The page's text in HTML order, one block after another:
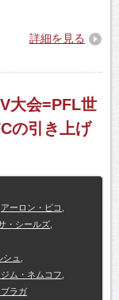
詳細を見る
大会=PFL世
の引き上げ
アーロン・ピコ
・シールズ
ュ
ジム・ネムコフ
ラガ